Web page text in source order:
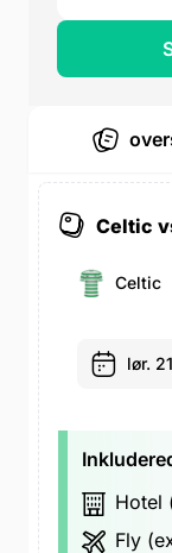
Celtic
Celtic
lør.
Hotel
Fly